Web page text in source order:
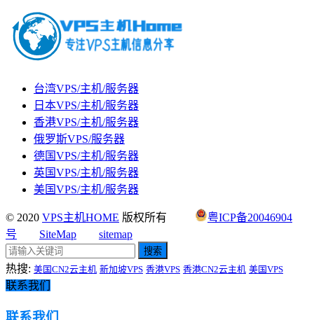
台湾VPS/主机/服务器
日本VPS/主机/服务器
香港VPS/主机/服务器
俄罗斯VPS/服务器
德国VPS/主机/服务器
英国VPS/主机/服务器
美国VPS/主机/服务器
© 2020 VPS主机HOME 版权所有
粤ICP备20046904
号
SiteMap sitemap
搜索
热搜: 美国CN2云主机 新加坡VPS 香港VPS 香港CN2云主机 美国VPS
联系我们
联系我们